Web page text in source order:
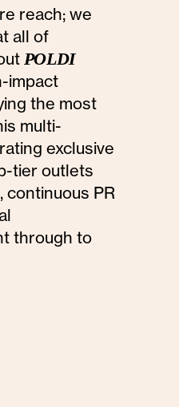
reach; we
all of
POLDI
impact
the most
multi-
exclusive
tier outlets
continuous PR
through to